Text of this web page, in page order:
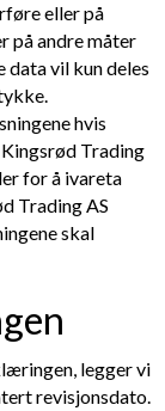
eller på
på andre måter
vil kun deles
hvis
Kingsrød Trading
for å ivareta
Trading AS
skal
legger vi
revisjonsdato.